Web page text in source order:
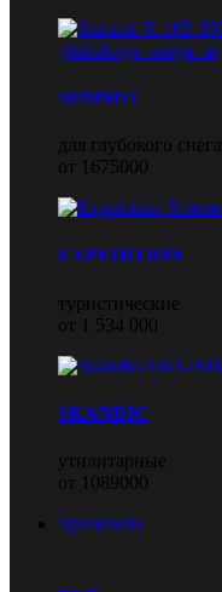
SUMMIT
для глубокого снега
от 1675000
EXPEDITION
туристические
от 1 534 000
SKANDIC
утилитарные
от 1089000
Трициклы